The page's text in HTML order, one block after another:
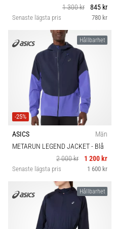
1 300 kr
845 kr
Senaste lägsta pris 780 kr
Hållbarhet
-25%
ASICS
Män
METARUN LEGEND JACKET- Blå
2 000 kr
1 200 kr
Senaste lägsta pris 1 600 kr
Hållbarhet